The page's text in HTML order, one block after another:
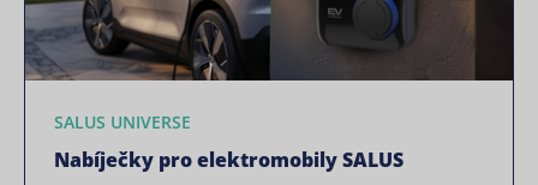
SALUS UNIVERSE
Nabíječky pro elektromobily SALUS